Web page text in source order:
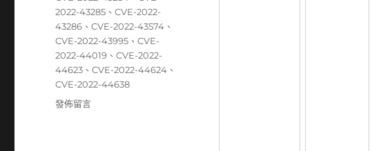
2022-43285 、CVE-2022-
43286 、CVE-2022-43574 、
CVE-2022-43995 、CVE-
2022-44019 、CVE-2022-
44623 、CVE-2022-44624 、
CVE-2022-44638
在
發佈留言